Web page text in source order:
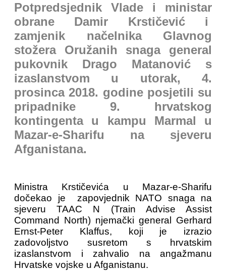
Potpredsjednik Vlade i ministar
obrane Damir Krstičević i
zamjenik načelnika Glavnog
stožera Oružanih snaga general
pukovnik Drago Matanović s
izaslanstvom u utorak, 4.
prosinca 2018. godine posjetili su
pripadnike 9. hrvatskog
kontingenta u kampu Marmal u
Mazar-e-Sharifu na sjeveru
Afganistana.
Ministra Krstičevića u Mazar-e-Sharifu
dočekao je zapovjednik NATO snaga na
sjeveru TAAC N (Train Advise Assist
Command North) njemački general Gerhard
Ernst-Peter Klaffus, koji je izrazio
zadovoljstvo susretom s hrvatskim
izaslanstvom i zahvalio na angažmanu
Hrvatske vojske u Afganistanu.